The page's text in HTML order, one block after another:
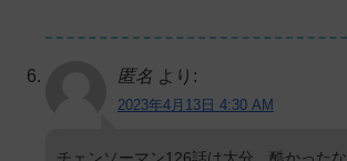
匿名 より:
2023年4月13日 4:30 AM